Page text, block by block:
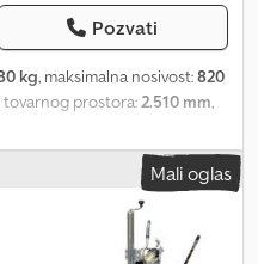
Pozvati
kg, maksimalna nosivost:820
tovarnog prostora:2.510 mm,
Prikolica sa mogućnošću
od proizvođača STEMA, model
prikolica, poznata i kao
je izbor motociklista. Odlična
i za quad vozila, ATV,
Mali oglas